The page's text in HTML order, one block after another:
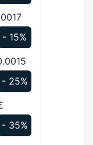
- 15%
- 25%
- 35%